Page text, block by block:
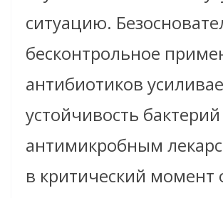
ситуацию.
бесконтрольное
антибиотиков
устойчивость
антимикробным
в критический момент